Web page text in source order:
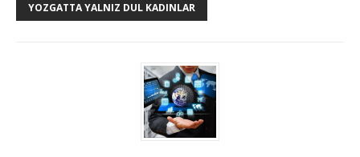
YOZGATTA YALNIZ DUL KADINLAR